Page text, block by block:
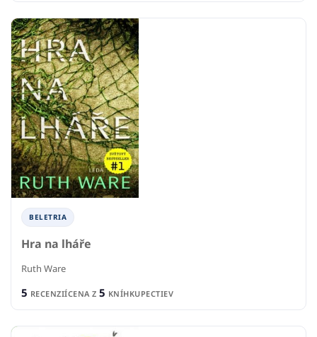
BELETRIA
Hra na lháře
Ruth Ware
5 RECENZIÍCENA Z 5 KNÍHKUPECTIEV